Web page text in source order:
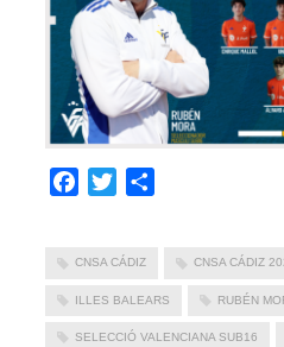
Facebook
Twitter
CNSA CÁDIZ CNSA CÁDIZ
ILLES BALEARS RUBÉN
SELECCIÓ VALENCIANA SUB16